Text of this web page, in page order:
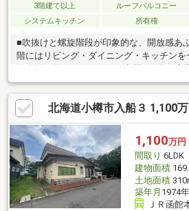
3階建て以上 ルーフバルコニー
システムキッチン
所有権
■吹抜けと螺旋階段が印象的な、開放感あ
階にはリビング・ダイニング・キッチンを
か、仕事部屋や趣味室としても活用でき
ームとルーフスペースを備え、窓から山
■各階に収納を備え、住空間をすっきり保
雨や雪の日にも便利！■スーパー・コンビ
小学校が徒歩10分圏内にそろい、お買い
です！お気軽にお問い合わせください♪（
北海道小樽市入船３ 1,100
1,100万円
間取り 6LDK
建物面積
土地面積
築年月 1974
ＪＲ函館